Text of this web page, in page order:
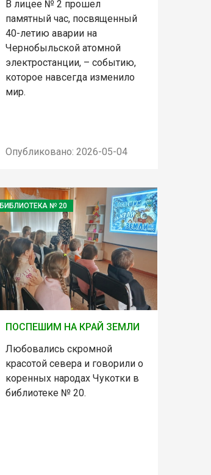
В лицее № 2 прошел
памятный час, посвященный
40-летию аварии на
Чернобыльской атомной
электростанции, – событию,
которое навсегда изменило
мир.
Опубликовано: 2026-05-04
БИБЛИОТЕКА № 20
ПОСПЕШИМ НА КРАЙ ЗЕМЛИ
Любовались скромной
красотой севера и говорили о
коренных народах Чукотки в
библиотеке № 20.